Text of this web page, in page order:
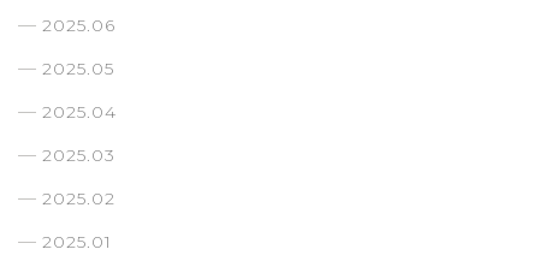
2025.06
2025.05
2025.04
2025.03
2025.02
2025.01